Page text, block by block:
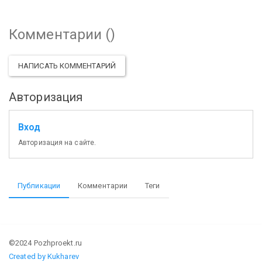
Комментарии ()
НАПИСАТЬ КОММЕНТАРИЙ
Авторизация
Вход
Авторизация на сайте.
Публикации Комментарии Теги
©2024 Pozhproekt.ru
Created by Kukharev